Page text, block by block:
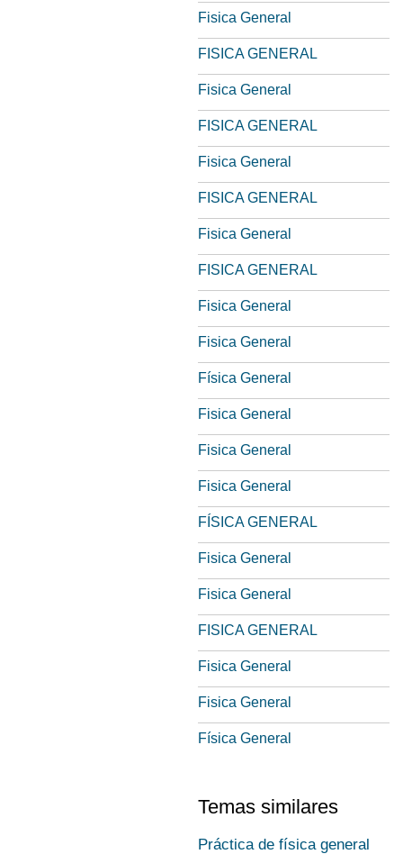
Fisica General
FISICA GENERAL
Fisica General
FISICA GENERAL
Fisica General
FISICA GENERAL
Fisica General
FISICA GENERAL
Fisica General
Fisica General
Física General
Fisica General
Fisica General
Fisica General
FÍSICA GENERAL
Fisica General
Fisica General
FISICA GENERAL
Fisica General
Fisica General
Física General
Temas similares
Práctica de física general